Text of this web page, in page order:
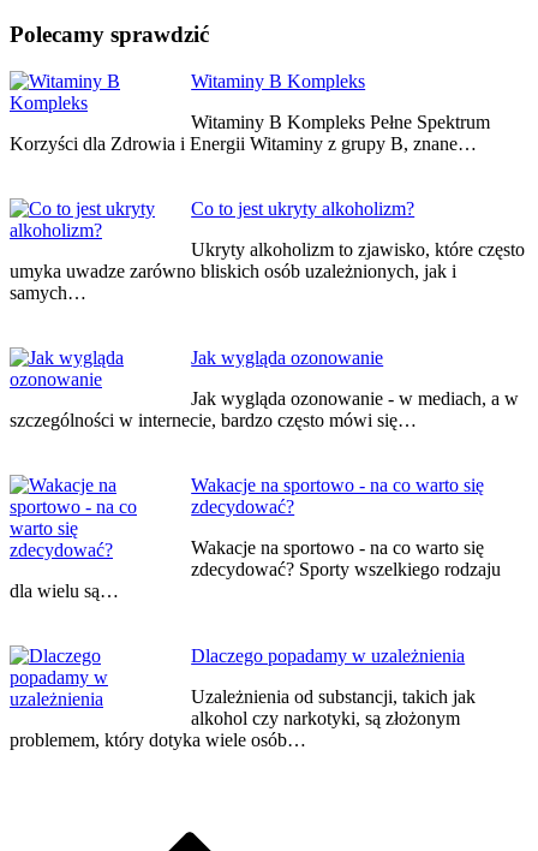
Polecamy sprawdzić
Witaminy B Kompleks
Witaminy B Kompleks Pełne Spektrum
Korzyści dla Zdrowia i Energii Witaminy z grupy B, znane…
Co to jest ukryty alkoholizm?
Ukryty alkoholizm to zjawisko, które często
umyka uwadze zarówno bliskich osób uzależnionych, jak i
samych…
Jak wygląda ozonowanie
Jak wygląda ozonowanie - w mediach, a w
szczególności w internecie, bardzo często mówi się…
Wakacje na sportowo - na co warto się
zdecydować?
Wakacje na sportowo - na co warto się
zdecydować? Sporty wszelkiego rodzaju
dla wielu są…
Dlaczego popadamy w uzależnienia
Uzależnienia od substancji, takich jak
alkohol czy narkotyki, są złożonym
problemem, który dotyka wiele osób…
Nawigacja
wpisu